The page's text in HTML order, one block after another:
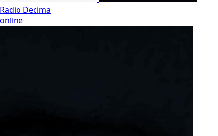
Radio Decima
online